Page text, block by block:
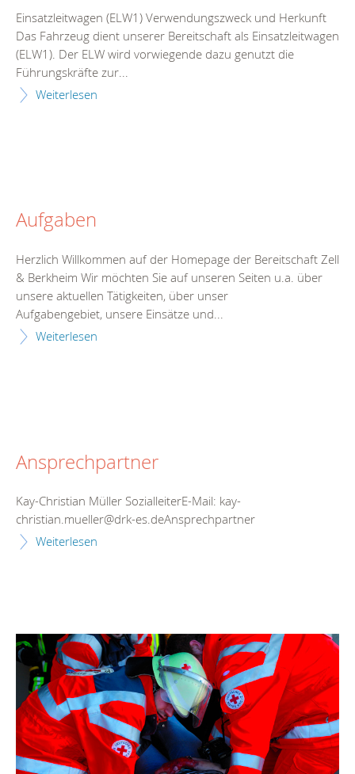
Einsatzleitwagen (ELW1) Verwendungszweck und Herkunft
Das Fahrzeug dient unserer Bereitschaft als Einsatzleitwagen
(ELW1). Der ELW wird vorwiegende dazu genutzt die
Führungskräfte zur...
Weiterlesen
Aufgaben
Herzlich Willkommen auf der Homepage der Bereitschaft Zell
& Berkheim Wir möchten Sie auf unseren Seiten u.a. über
unsere aktuellen Tätigkeiten, über unser
Aufgabengebiet, unsere Einsätze und...
Weiterlesen
Ansprechpartner
Kay-Christian Müller SozialleiterE-Mail: kay-
christian.mueller@drk-es.deAnsprechpartner
Weiterlesen